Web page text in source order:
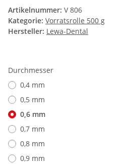
Artikelnummer: V 806
Kategorie: Vorratsrolle 500 g
Hersteller: Lewa-Dental
Durchmesser
0,4 mm
0,5 mm
0,6 mm
0,7 mm
0,8 mm
0,9 mm